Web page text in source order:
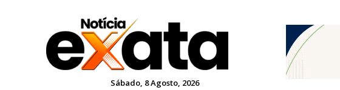
Sábado, 8 Agosto, 2026